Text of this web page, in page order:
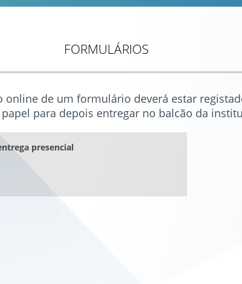
FORMULÁRIOS
online de um formulário deverá estar
para depois entregar no balcão da
presencial